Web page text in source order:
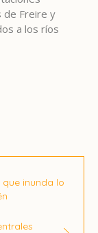
de Freire y
a los ríos
inunda lo